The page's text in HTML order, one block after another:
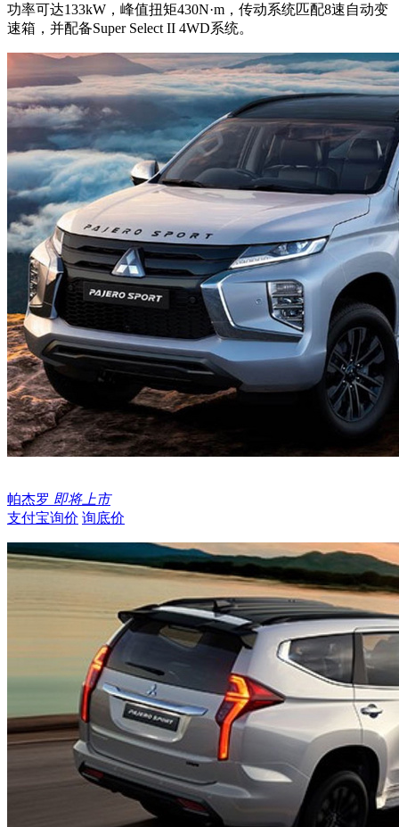
功率可达133kW，峰值扭矩430N·m，传动系统匹配8速自动变
速箱，并配备Super Select II 4WD系统。
帕杰罗 即将上市
支付宝询价 询底价